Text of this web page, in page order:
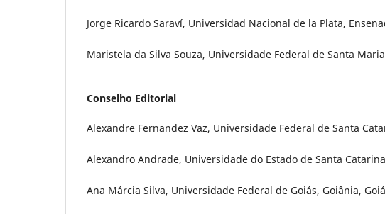
Jorge Ricardo Saraví, Universidad Nacional de la Plata,
Maristela da Silva Souza, Universidade Federal de Santa
Conselho Editorial
Alexandre Fernandez Vaz, Universidade Federal de Santa
Alexandro Andrade, Universidade do Estado de Santa
Ana Márcia Silva, Universidade Federal de Goiás, Goiânia,